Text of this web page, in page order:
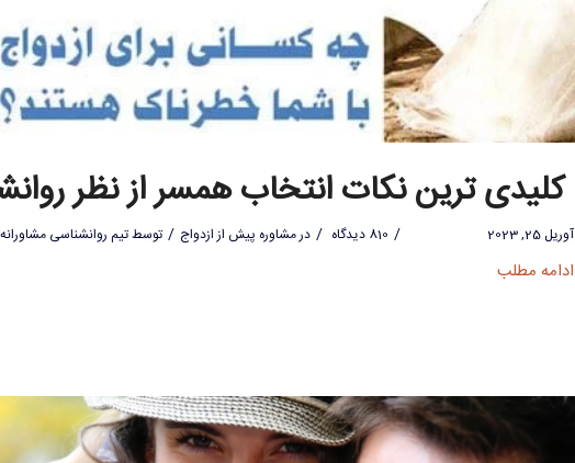
کلیدی ترین نکات انتخاب همسر از نظر
آوریل 25, 2023 / 810 دیدگاه / درمشاوره پیش از ازدواج / توسطتیم روانشناسی مشاورانه
ادامه مطلب